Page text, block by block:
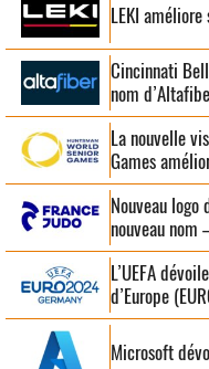
LEKI
Cincinnati
nom
La nouvelle
Games
Nouveau logo
nouveau nom
L’UEFA
d’Europe
Microsoft